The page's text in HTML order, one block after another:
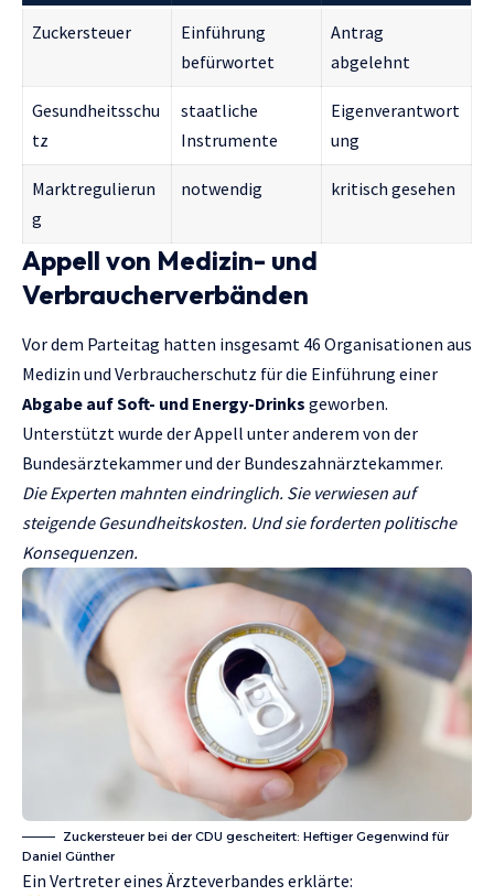
Zuckersteuer
Einführung
befürwortet
Antrag
abgelehnt
Gesundheitsschu
tz
staatliche
Instrumente
Eigenverantwort
ung
Marktregulierun
g
notwendig kritisch gesehen
Appell von Medizin- und
Verbraucherverbänden
Vor dem Parteitag hatten insgesamt 46 Organisationen aus
Medizin und Verbraucherschutz für die Einführung einer
Abgabe auf Soft- und Energy-Drinks geworben.
Unterstützt wurde der Appell unter anderem von der
Bundesärztekammer und der Bundeszahnärztekammer.
Die Experten mahnten eindringlich. Sie verwiesen auf
steigende Gesundheitskosten. Und sie forderten politische
Konsequenzen.
Zuckersteuer bei der CDU gescheitert: Heftiger Gegenwind für
Daniel Günther
Ein Vertreter eines Ärzteverbandes erklärte: